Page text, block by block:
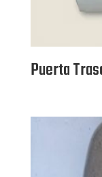
Puerta